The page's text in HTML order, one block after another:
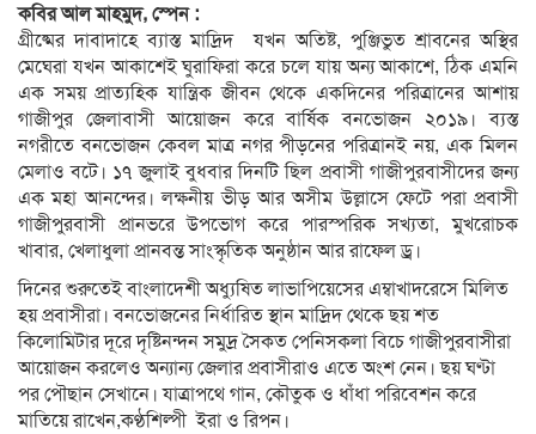
কবির আল মাহমুদ, স্পেন :
গ্রীষ্মের দাবাদাহে ব্যাস্ত মাদ্রিদ যখন অতিষ্ট, পুঞ্জিভুত শ্রাবনের অস্থির
মেঘেরা যখন আকাশেই ঘুরাফিরা করে চলে যায় অন্য আকাশে, ঠিক এমনি
এক সময় প্রাত্যহিক যান্ত্রিক জীবন থেকে একদিনের পরিত্রানের আশায়
গাজীপুর জেলাবাসী আয়োজন করে বার্ষিক বনভোজন ২০১৯। ব্যস্ত
নগরীতে বনভোজন কেবল মাত্র নগর পীড়নের পরিত্রানই নয়, এক মিলন
মেলাও বটে। ১৭ জুলাই বুধবার দিনটি ছিল প্রবাসী গাজীপুরবাসীদের জন্য
এক মহা আনন্দের। লক্ষনীয় ভীড় আর অসীম উল্লাসে ফেটে পরা প্রবাসী
গাজীপুরবাসী প্রানভরে উপভোগ করে পারস্পরিক সখ্যতা, মুখরোচক
খাবার, খেলাধুলা প্রানবন্ত সাংস্কৃতিক অনুষ্ঠান আর রাফেল ড্র।
দিনের শুরুতেই বাংলাদেশী অধ্যুষিত লাভাপিয়েসের এম্বাখাদরেসে মিলিত
হয় প্রবাসীরা। বনভোজনের নির্ধারিত স্থান মাদ্রিদ থেকে ছয় শত
কিলোমিটার দূরে দৃষ্টিনন্দন সমুদ্র সৈকত পেনিসকলা বিচে গাজীপুরবাসীরা
আয়োজন করলেও অন্যান্য জেলার প্রবাসীরাও এতে অংশ নেন। ছয় ঘণ্টা
পর পৌছান সেখানে। যাত্রাপথে গান, কৌতুক ও ধাঁধা পরিবেশন করে
মাতিয়ে রাখেন,কণ্ঠশিল্পী ইরা ও রিপন।